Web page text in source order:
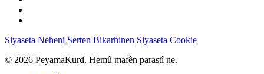
Siyaseta Neheni Serten Bikarhinen Siyaseta Cookie
© 2026 PeyamaKurd. Hemû mafên parastî ne.